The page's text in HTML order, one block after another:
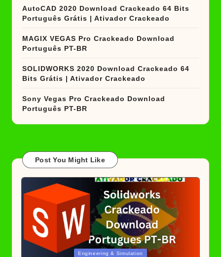
AutoCAD 2020 Download Crackeado 64 Bits
Português Grátis | Ativador Crackeado
MAGIX VEGAS Pro Crackeado Download
Português PT-BR
SOLIDWORKS 2020 Download Crackeado 64
Bits Grátis | Ativador Crackeado
Sony Vegas Pro Crackeado Download
Português PT-BR
Post You Might Like
Engineering & Simulation